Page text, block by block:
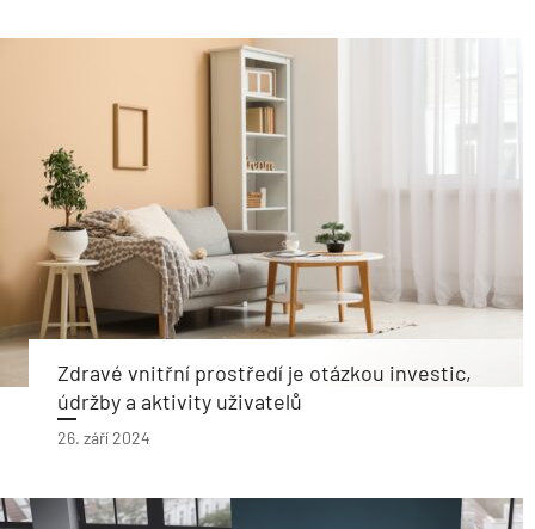
Zdravé vnitřní prostředí je otázkou investic,
údržby a aktivity uživatelů
26. září 2024